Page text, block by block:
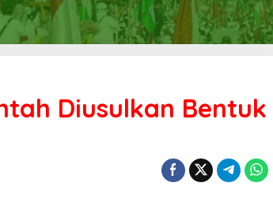
Diusulkan Bentuk